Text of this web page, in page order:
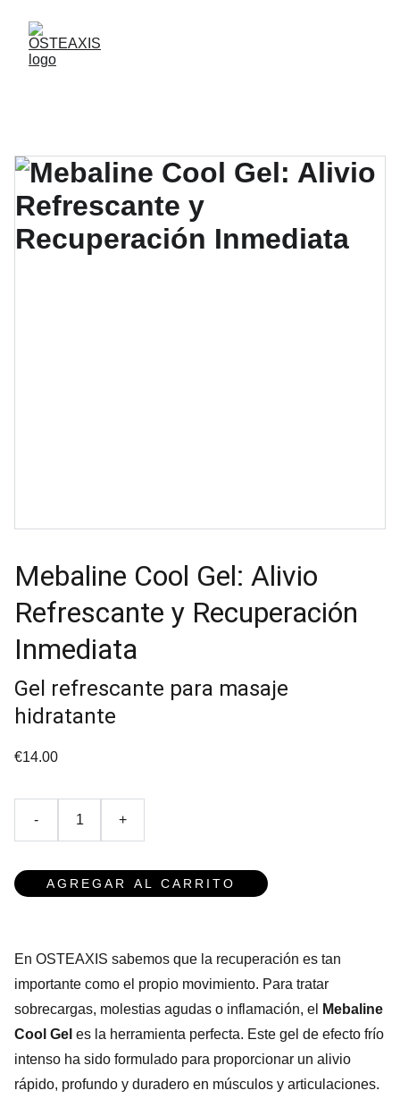
Mebaline Cool Gel: Alivio
Refrescante y Recuperación
Inmediata
Gel refrescante para masaje
hidratante
€14.00
- +
AGREGAR AL CARRITO
En OSTEAXIS sabemos que la recuperación es tan
importante como el propio movimiento. Para tratar
sobrecargas, molestias agudas o inflamación, el
Mebaline
Cool Gel es la herramienta perfecta. Este gel de efecto frío
intenso ha sido formulado para proporcionar un alivio
rápido, profundo y duradero en músculos y articulaciones.